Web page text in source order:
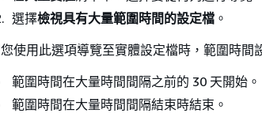
選擇檢視具有大量範圍時間的設定檔 。
使用此選項導覽至實體設定檔時，範圍時間
範圍時間在大量時間間隔之前的 30 天開始。
範圍時間在大量時間間隔結束時結束。